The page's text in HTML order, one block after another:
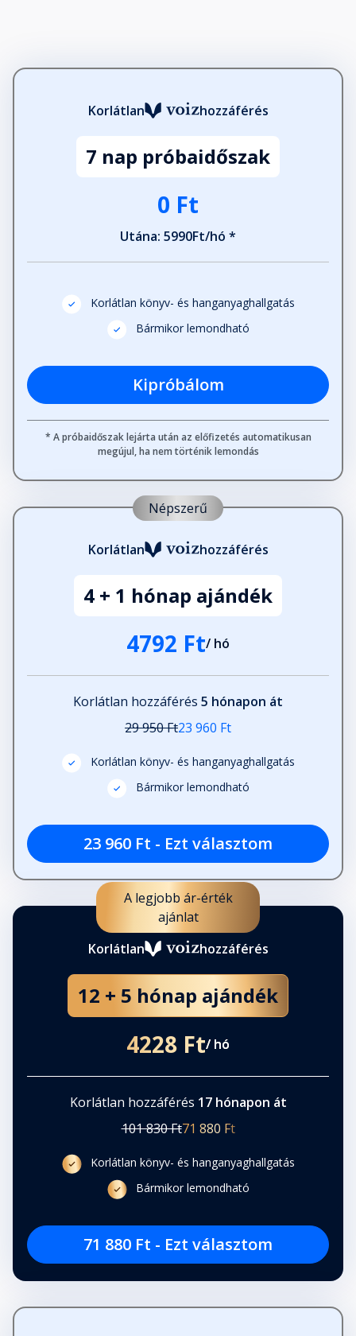
Korlátlan hozzáférés
7 nap próbaidőszak
0 Ft
Utána: 5990Ft/hó *
Korlátlan könyv- és hanganyaghallgatás
Bármikor lemondható
Kipróbálom
* A próbaidőszak lejárta után az előfizetés automatikusan
megújul, ha nem történik lemondás
Népszerű
Korlátlan hozzáférés
4 + 1 hónap ajándék
4792 Ft/ hó
Korlátlan hozzáférés 5 hónapon át
29 950 Ft23 960 Ft
Korlátlan könyv- és hanganyaghallgatás
Bármikor lemondható
23 960 Ft - Ezt választom
A legjobb ár-érték
ajánlat
Korlátlan
hozzáférés
12 + 5 hónap ajándék
4228 Ft/ hó
Korlátlan hozzáférés 17 hónapon át
101 830 Ft71 880 Ft
Korlátlan könyv- és hanganyaghallgatás
Bármikor lemondható
71 880 Ft - Ezt választom